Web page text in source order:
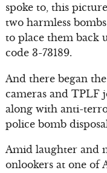
spoke to, this
two harmless
to place them back
code 3-73189.
And there began
cameras and TPLF
along with anti-
police bomb
Amid laughter and
onlookers at one of